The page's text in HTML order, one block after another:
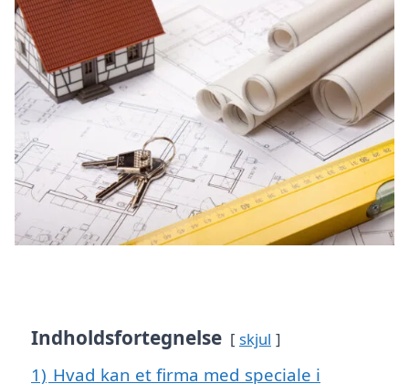
Indholdsfortegnelse skjul
1) Hvad kan et firma med speciale i